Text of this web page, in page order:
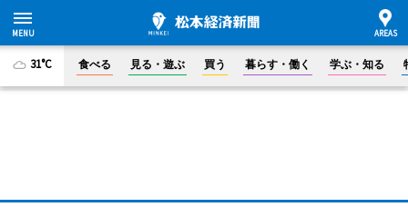
31°C 食べる 見る・遊ぶ 買う 暮らす・働く 学ぶ・知る